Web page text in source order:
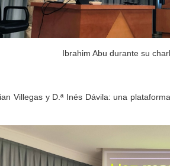
Ibrahim Abu durante su
Villegas y D.ª Inés Dávila: una